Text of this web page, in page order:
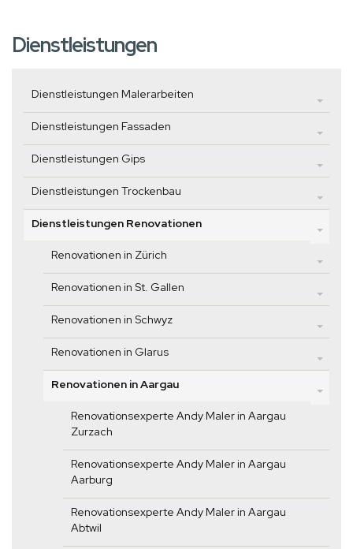
Dienstleistungen
Dienstleistungen Malerarbeiten
Dienstleistungen Fassaden
Dienstleistungen Gips
Dienstleistungen Trockenbau
Dienstleistungen Renovationen
Renovationen in Zürich
Renovationen in St. Gallen
Renovationen in Schwyz
Renovationen in Glarus
Renovationen in Aargau
Renovationsexperte Andy Maler in Aargau
Zurzach
Renovationsexperte Andy Maler in Aargau
Aarburg
Renovationsexperte Andy Maler in Aargau
Abtwil